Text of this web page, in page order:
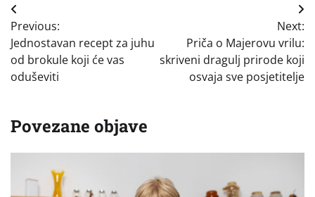
Navigacija
objava
Previous:
Jednostavan recept za juhu
od brokule koji će vas
oduševiti
Next:
Priča o Majerovu vrilu:
skriveni dragulj prirode koji
osvaja sve posjetitelje
Povezane objave